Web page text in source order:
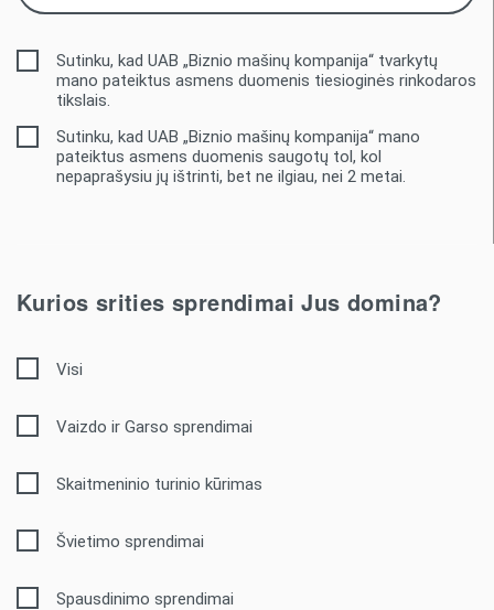
Sutinku, kad UAB „Biznio mašinų kompanija“ tvarkytų
mano pateiktus asmens duomenis tiesioginės rinkodaros
tikslais.
Sutinku, kad UAB „Biznio mašinų kompanija“ mano
pateiktus asmens duomenis saugotų tol, kol
nepaprašysiu jų ištrinti, bet ne ilgiau, nei 2 metai.
Kurios srities sprendimai Jus domina?
Visi
Vaizdo ir Garso sprendimai
Skaitmeninio turinio kūrimas
Švietimo sprendimai
Spausdinimo sprendimai